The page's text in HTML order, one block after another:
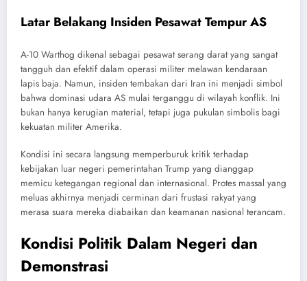
Latar Belakang Insiden Pesawat Tempur AS
A-10 Warthog dikenal sebagai pesawat serang darat yang sangat
tangguh dan efektif dalam operasi militer melawan kendaraan
lapis baja. Namun, insiden tembakan dari Iran ini menjadi simbol
bahwa dominasi udara AS mulai terganggu di wilayah konflik. Ini
bukan hanya kerugian material, tetapi juga pukulan simbolis bagi
kekuatan militer Amerika.
Kondisi ini secara langsung memperburuk kritik terhadap
kebijakan luar negeri pemerintahan Trump yang dianggap
memicu ketegangan regional dan internasional. Protes massal yang
meluas akhirnya menjadi cerminan dari frustasi rakyat yang
merasa suara mereka diabaikan dan keamanan nasional terancam.
Kondisi Politik Dalam Negeri dan
Demonstrasi